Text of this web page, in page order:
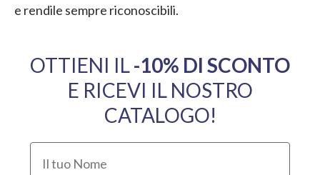
e rendile sempre riconoscibili.
OTTIENI IL​-10% DI SCONTO
E RICEVI IL NOSTRO
CATALOGO!
Il tuo Nome